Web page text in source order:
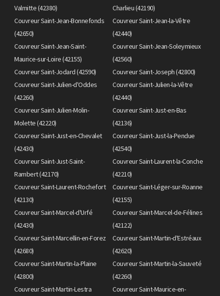
Valmitte (42380)
Charlieu (42190)
Couvreur Saint-Jean-Bonnefonds
(42650)
Couvreur Saint-Jean-la-Vêtre
(42440)
Couvreur Saint-Jean-Saint-
Maurice-sur-Loire (42155)
Couvreur Saint-Jean-Soleymieux
(42560)
Couvreur Saint-Jodard (42590)
Couvreur Saint-Joseph (42800)
Couvreur Saint-Julien-d'Oddes
(42260)
Couvreur Saint-Julien-la-Vêtre
(42440)
Couvreur Saint-Julien-Molin-
Molette (42220)
Couvreur Saint-Just-en-Bas
(42136)
Couvreur Saint-Just-en-Chevalet
(42430)
Couvreur Saint-Just-la-Pendue
(42540)
Couvreur Saint-Just-Saint-
Rambert (42170)
Couvreur Saint-Laurent-la-Conche
(42210)
Couvreur Saint-Laurent-Rochefort
(42130)
Couvreur Saint-Léger-sur-Roanne
(42155)
Couvreur Saint-Marcel-d'Urfé
(42430)
Couvreur Saint-Marcel-de-Félines
(42122)
Couvreur Saint-Marcellin-en-Forez
(42680)
Couvreur Saint-Martin-d'Estréaux
(42620)
Couvreur Saint-Martin-la-Plaine
(42800)
Couvreur Saint-Martin-la-Sauveté
(42260)
Couvreur Saint-Martin-Lestra
Couvreur Saint-Maurice-en-